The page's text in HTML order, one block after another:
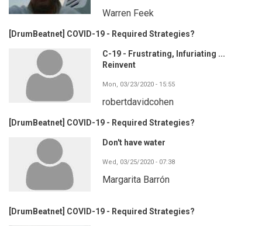
Warren Feek
[DrumBeatnet] COVID-19 - Required Strategies?
C-19 - Frustrating, Infuriating ...
Reinvent
Mon, 03/23/2020 - 15:55
robertdavidcohen
[DrumBeatnet] COVID-19 - Required Strategies?
Don't have water
Wed, 03/25/2020 - 07:38
Margarita Barrón
[DrumBeatnet] COVID-19 - Required Strategies?